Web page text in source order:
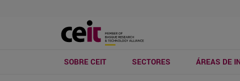
SOBRE CEIT SECTORES ÁREAS DE